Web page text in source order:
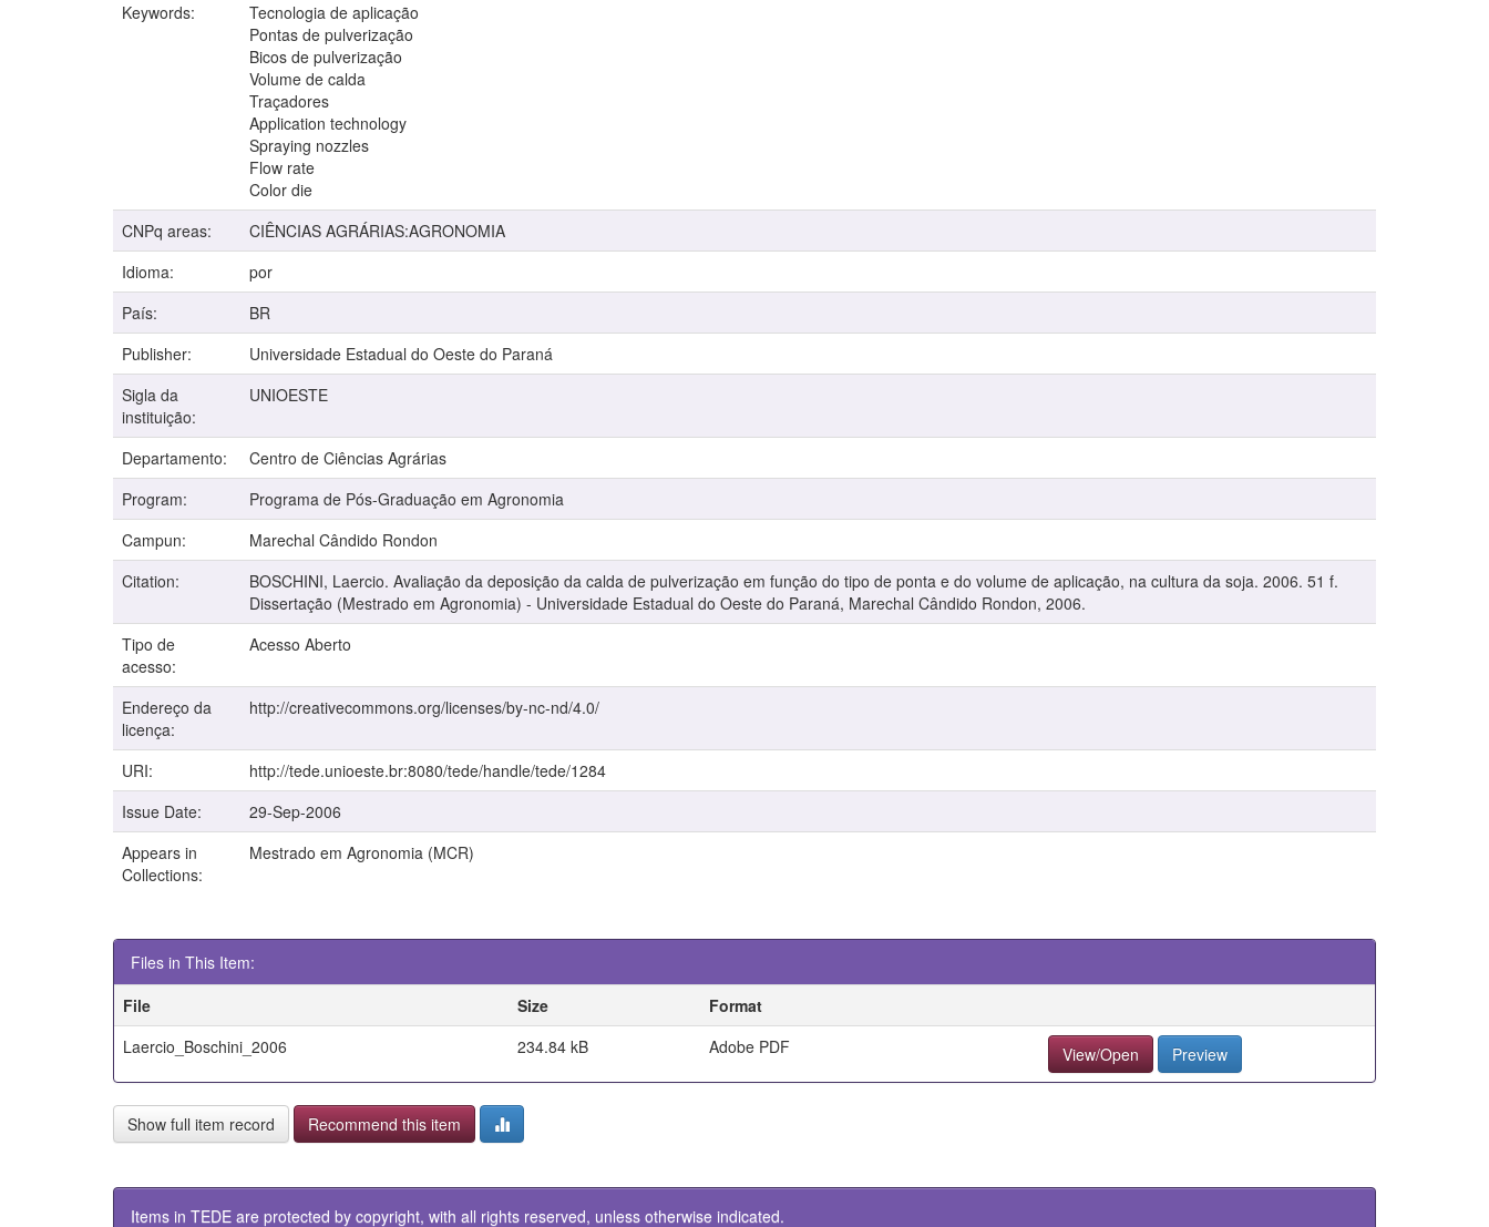
Keywords:
Tecnologia de aplicação
Pontas de pulverização
Bicos de pulverização
Volume de calda
Traçadores
Application technology
Spraying nozzles
Flow rate
Color die
CNPq areas:
CIÊNCIAS AGRÁRIAS:AGRONOMIA
Idioma:
por
País:
BR
Publisher:
Universidade Estadual do Oeste do Paraná
Sigla da
instituição:
UNIOESTE
Departamento:
Centro de Ciências Agrárias
Program:
Programa de Pós-Graduação em Agronomia
Campun:
Marechal Cândido Rondon
Citation:
BOSCHINI, Laercio. Avaliação da deposição da calda de pulverização em função do tipo de ponta e do volume de aplicação, na cultura da soja. 2006. 51 f.
Dissertação (Mestrado em Agronomia) - Universidade Estadual do Oeste do Paraná, Marechal Cândido Rondon, 2006.
Tipo de
acesso:
Acesso Aberto
Endereço da
licença:
http://creativecommons.org/licenses/by-nc-nd/4.0/
URI:
http://tede.unioeste.br:8080/tede/handle/tede/1284
Issue Date:
29-Sep-2006
Appears in
Collections:
Mestrado em Agronomia (MCR)
Files in This Item:
File
Size
Format
Laercio_Boschini_2006
234.84 kB Adobe PDF View/Open Preview
Show full item record Recommend this item
Items in TEDE are protected by copyright, with all rights reserved, unless otherwise indicated.